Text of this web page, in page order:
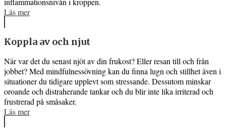
Läs mer
Koppla av och njut
När var det du senast njöt av din frukost? Eller resan till och från
jobbet? Med mindfulnessövning kan du finna lugn och stillhet även i
situationer du tidigare upplevt som stressande. Dessutom minskar
oroande och distraherande tankar och du blir inte lika irriterad och
frustrerad på småsaker.
Läs mer